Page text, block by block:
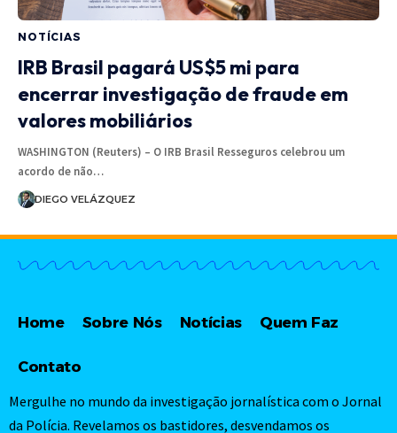
NOTÍCIAS
IRB Brasil pagará US$5 mi para
encerrar investigação de fraude em
valores mobiliários
WASHINGTON (Reuters) – O IRB Brasil Resseguros celebrou um
acordo de não…
DIEGO VELÁZQUEZ
Home Sobre Nós Notícias Quem Faz
Contato
Mergulhe no mundo da investigação jornalística com o Jornal
da Polícia. Revelamos os bastidores, desvendamos os